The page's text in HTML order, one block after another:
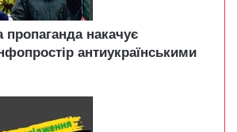
пропаганда накачує
антиукраїнськими